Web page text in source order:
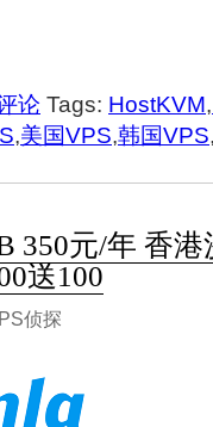
论 Tags: HostKVM,
,美国VPS,韩国VPS
350元/年 香
送100
侦探